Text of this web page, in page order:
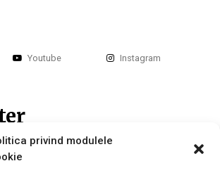
privind modulele
Youtube Instagram
ul nostru și nu vei pierde nici o noutate.